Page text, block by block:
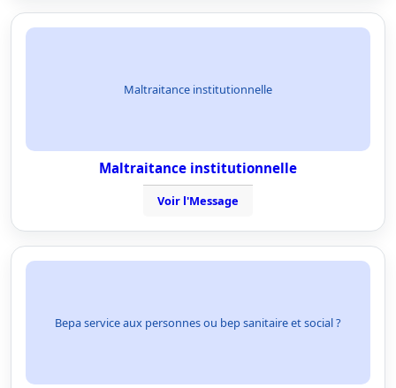
Maltraitance institutionnelle
Maltraitance institutionnelle
Voir l'Message
Bepa service aux personnes ou bep sanitaire et social ?